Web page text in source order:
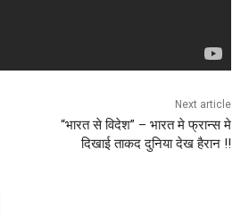
Next article
“भारत से विदेश” – भारत मे फ्रान्स मे
दिखाई ताकद दुनिया देख हैरान !!